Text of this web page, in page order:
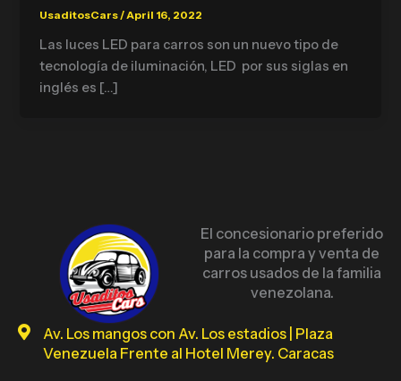
UsaditosCars/April 16, 2022
Las luces LED para carros son un nuevo tipo de
tecnología de iluminación, LED por sus siglas en
inglés es […]
El concesionario preferido
para la compra y venta de
carros usados de la familia
venezolana.
Av. Los mangos con Av. Los estadios | Plaza
Venezuela Frente al Hotel Merey. Caracas